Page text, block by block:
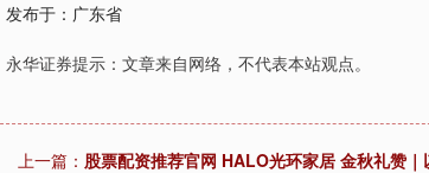
发布于：广东省
永华证券提示：文章来自网络，不代表本站观点。
上一篇： 股票配资推荐官网 HALO光环家居 金秋礼赞